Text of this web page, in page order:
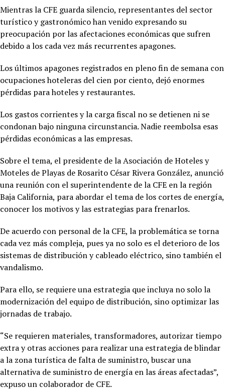
Mientras la CFE guarda silencio, representantes del sector
turístico y gastronómico han venido expresando su
preocupación por las afectaciones económicas que sufren
debido a los cada vez más recurrentes apagones.
Los últimos apagones registrados en pleno fin de semana con
ocupaciones hoteleras del cien por ciento, dejó enormes
pérdidas para hoteles y restaurantes.
Los gastos corrientes y la carga fiscal no se detienen ni se
condonan bajo ninguna circunstancia. Nadie reembolsa esas
pérdidas económicas a las empresas.
Sobre el tema, el presidente de la Asociación de Hoteles y
Moteles de Playas de Rosarito César Rivera González, anunció
una reunión con el superintendente de la CFE en la región
Baja California, para abordar el tema de los cortes de energía,
conocer los motivos y las estrategias para frenarlos.
De acuerdo con personal de la CFE, la problemática se torna
cada vez más compleja, pues ya no solo es el deterioro de los
sistemas de distribución y cableado eléctrico, sino también el
vandalismo.
Para ello, se requiere una estrategia que incluya no solo la
modernización del equipo de distribución, sino optimizar las
jornadas de trabajo.
“Se requieren materiales, transformadores, autorizar tiempo
extra y otras acciones para realizar una estrategia de blindar
a la zona turística de falta de suministro, buscar una
alternativa de suministro de energía en las áreas afectadas”,
expuso un colaborador de CFE.